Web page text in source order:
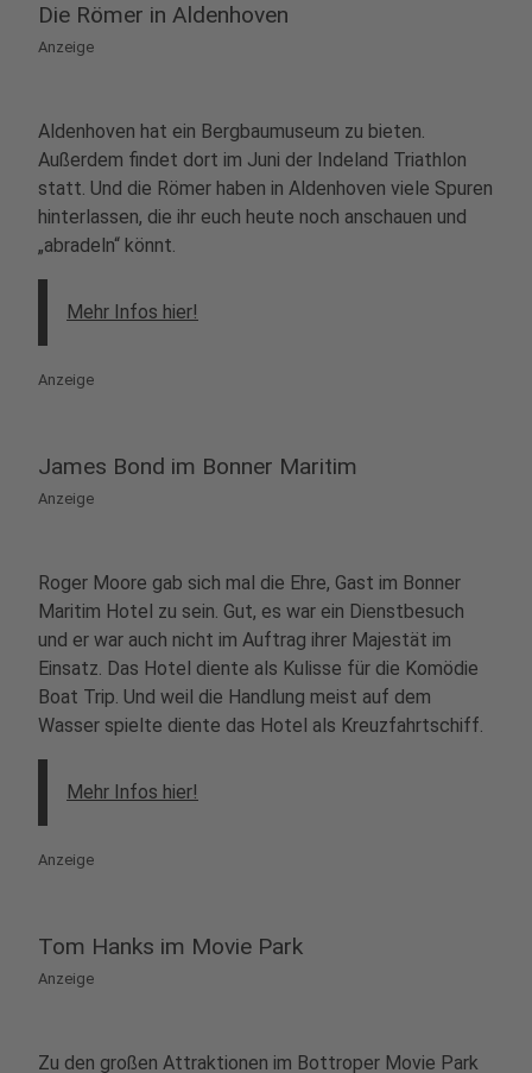
Die Römer in Aldenhoven
Anzeige
Aldenhoven hat ein Bergbaumuseum zu bieten.
Außerdem findet dort im Juni der Indeland Triathlon
statt. Und die Römer haben in Aldenhoven viele Spuren
hinterlassen, die ihr euch heute noch anschauen und
„abradeln“ könnt.
Mehr Infos hier!
Anzeige
James Bond im Bonner Maritim
Anzeige
Roger Moore gab sich mal die Ehre, Gast im Bonner
Maritim Hotel zu sein. Gut, es war ein Dienstbesuch
und er war auch nicht im Auftrag ihrer Majestät im
Einsatz. Das Hotel diente als Kulisse für die Komödie
Boat Trip. Und weil die Handlung meist auf dem
Wasser spielte diente das Hotel als Kreuzfahrtschiff.
Mehr Infos hier!
Anzeige
Tom Hanks im Movie Park
Anzeige
Zu den großen Attraktionen im Bottroper Movie Park